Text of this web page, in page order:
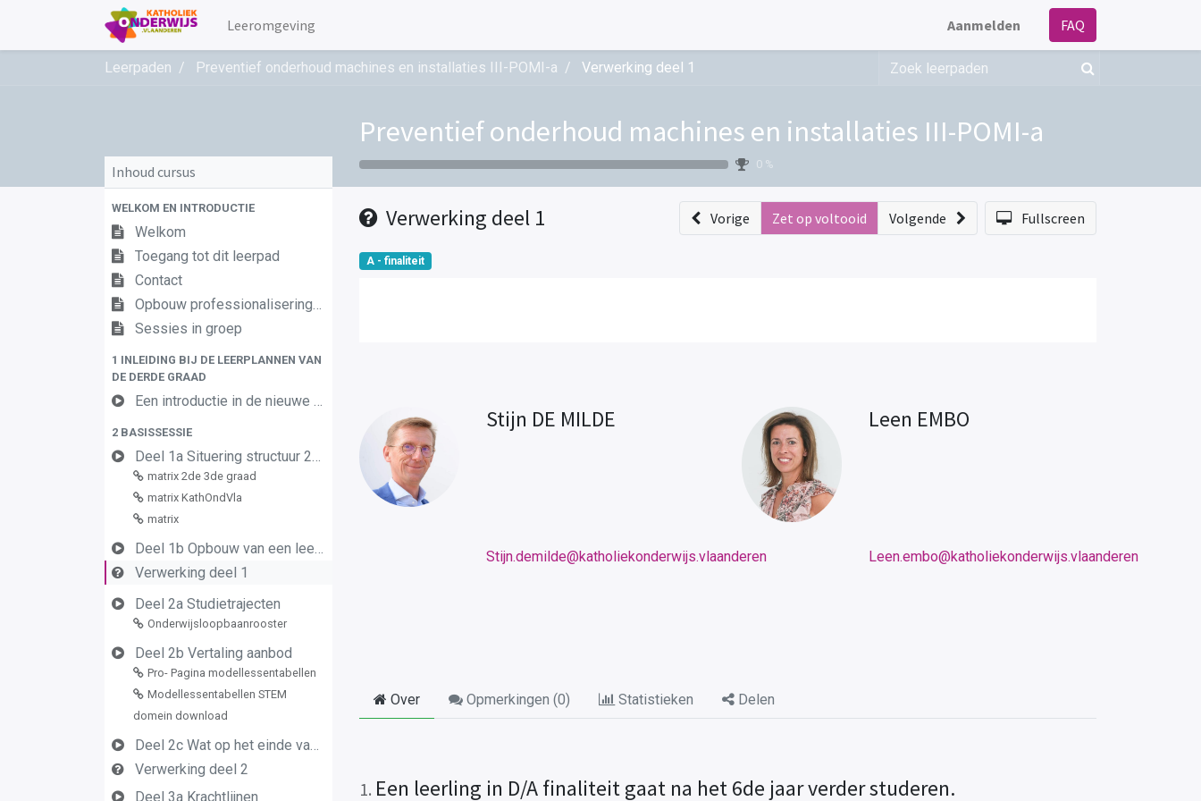
Leeromgeving Aanmelden FAQ
Leerpaden Preventief onderhoud machines en installaties III-POMI-a Verwerking deel 1
Preventief onderhoud machines en installaties III-POMI-a
0 %
Inhoud cursus
WELKOM EN INTRODUCTIE
Welkom
Toegang tot dit leerpad
Contact
Opbouw professionaliseringstraject
Sessies in groep
1 INLEIDING BIJ DE LEERPLANNEN VAN
DE DERDE GRAAD
Een introductie in de nieuwe leerplannen van de derde graad
2 BASISSESSIE
Deel 1a Situering structuur 2de en 3de graad
matrix 2de 3de graad
matrix KathOndVla
matrix
Deel 1b Opbouw van een leerplan vormingsconcept
Verwerking deel 1
Deel 2a Studietrajecten
Onderwijsloopbaanrooster
Deel 2b Vertaling aanbod
Pro- Pagina modellessentabellen
Modellessentabellen STEM
domein download
Deel 2c Wat op het einde van de graad
Verwerking deel 2
Deel 3a Krachtlijnen
Verwerking deel 1 Vorige Zet op voltooid Volgende Fullscreen
A - finaliteit
Stijn DE MILDE
Stijn.demilde@katholiekonderwijs.vlaanderen
Leen EMBO
Leen.embo@katholiekonderwijs.vlaanderen
Over Opmerkingen (0) Statistieken Delen
1. Een leerling in D/A finaliteit gaat na het 6de jaar verder studeren.